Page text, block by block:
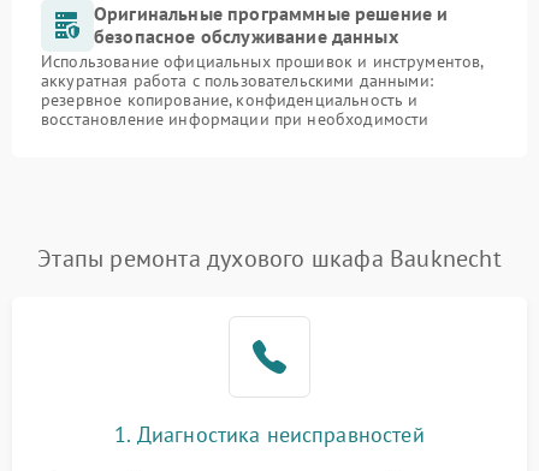
Оригинальные программные решение и
безопасное обслуживание данных
Использование официальных прошивок и инструментов,
аккуратная работа с пользовательскими данными:
резервное копирование, конфиденциальность и
восстановление информации при необходимости
Этапы ремонта духового шкафа Bauknecht
1. Диагностика неисправностей